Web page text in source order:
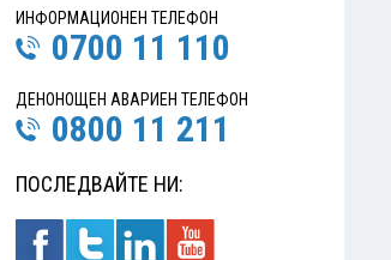
ИНФОРМАЦИОНЕН ТЕЛЕФОН
0700 11 110
ДЕНОНОЩЕН АВАРИЕН ТЕЛЕФОН
0800 11 211
ПОСЛЕДВАЙТЕ НИ: